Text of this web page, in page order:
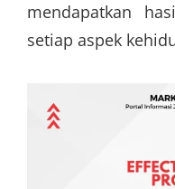
mendapatkan
setiap aspek